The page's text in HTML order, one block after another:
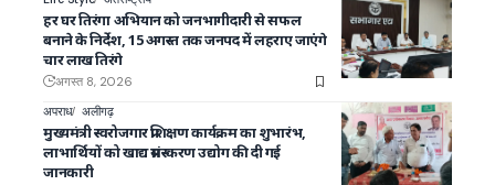
हर घर तिरंगा अभियान को जनभागीदारी से सफल
बनाने के निर्देश, 15 अगस्त तक जनपद में लहराए जाएंगे
चार लाख तिरंगे
अगस्त 8, 2026
अपराध अलीगढ़
मुख्यमंत्री स्वरोजगार प्रशिक्षण कार्यक्रम का शुभारंभ,
लाभार्थियों को खाद्य प्रसंस्करण उद्योग की दी गई
जानकारी